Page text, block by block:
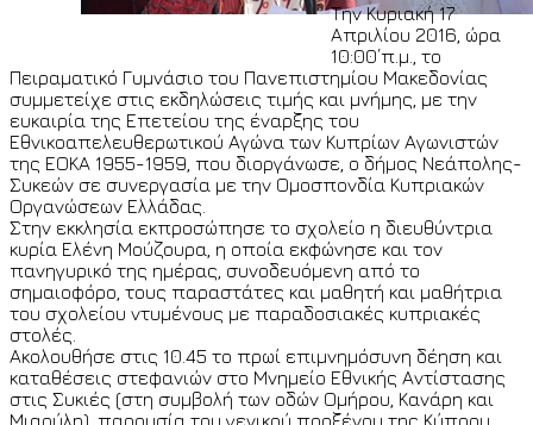
Την Κυριακή 17
Απριλίου 2016, ώρα
10:00΄π.μ., το
Πειραματικό Γυμνάσιο του Πανεπιστημίου Μακεδονίας
συμμετείχε στις εκδηλώσεις τιμής και μνήμης, με την
ευκαιρία της Επετείου της έναρξης του
Εθνικοαπελευθερωτικού Αγώνα των Κυπρίων Αγωνιστών
της ΕΟΚΑ 1955-1959, που διοργάνωσε, ο δήμος Νεάπολης-
Συκεών σε συνεργασία με την Ομοσπονδία Κυπριακών
Οργανώσεων Ελλάδας.
Στην εκκλησία εκπροσώπησε το σχολείο η διευθύντρια
κυρία Ελένη Μούζουρα, η οποία εκφώνησε και τον
πανηγυρικό της ημέρας, συνοδευόμενη από το
σημαιοφόρο, τους παραστάτες και μαθητή και μαθήτρια
του σχολείου ντυμένους με παραδοσιακές κυπριακές
στολές.
Ακολουθήσε στις 10.45 το πρωί επιμνημόσυνη δέηση και
καταθέσεις στεφανιών στο Μνημείο Εθνικής Αντίστασης
στις Συκιές (στη συμβολή των οδών Ομήρου, Κανάρη και
Μιαούλη), παρουσία του γενικού προξένου της Κύπρου